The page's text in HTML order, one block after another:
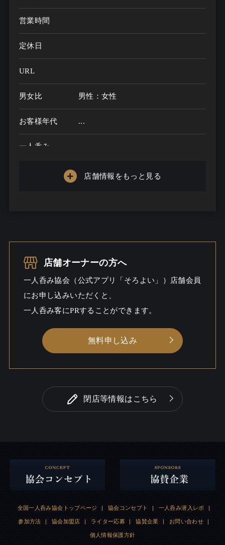
営業時間
定休日
URL
男女比 男性：女性
お客様年代 ...
一人呑み
一人呑み
店舗情報をもっと見る
店舗オーナーの方へ
一人呑み協会（公式アプリ「そろよい」）店舗会員
にお申し込みいただくと、
一人呑み客にPRすることができます。
無料申し込み
閉店等情報はこちら
全国一人呑み協会トップページ | 協会コンセプト | 一人呑み潜入レポ |
参加方法 | 協会加盟店 | ライター応募 | 協賛企業 | お問い合わせ |
個人情報保護方針